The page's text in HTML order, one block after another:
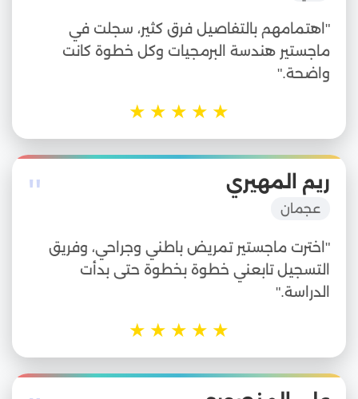
"اهتمامهم بالتفاصيل فرق كثير، سجلت في
ماجستير هندسة البرمجيات وكل خطوة كانت
واضحة."
★
★
★
★
★
" ريم المهيري
عجمان
"اخترت ماجستير تمريض باطني وجراحي، وفريق
التسجيل تابعني خطوة بخطوة حتى بدأت
الدراسة."
★
★
★
★
★